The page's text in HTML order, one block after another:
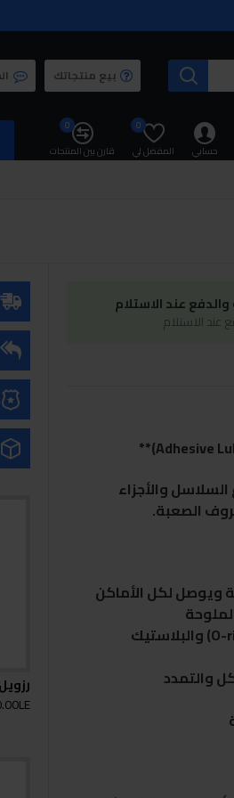
بيع منتجاتك
حسابي المفضل لي
0
قارن بين المنتجات
0
عند الاستلام
الاستلام
والأجزاء
الصعبة.
ويوصل لكل الأماكن
والتمدد